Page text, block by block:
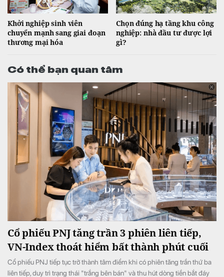
Khởi nghiệp sinh viên
chuyển mạnh sang giai đoạn
thương mại hóa
Chọn đúng hạ tầng khu công
nghiệp: nhà đầu tư được lợi
gì?
Có thể bạn quan tâm
Cổ phiếu PNJ tăng trần 3 phiên liên tiếp,
VN-Index thoát hiểm bất thành phút cuối
Cổ phiếu PNJ tiếp tục trở thành tâm điểm khi có phiên tăng trần thứ ba
liên tiếp, duy trì trạng thái "trắng bên bán" và thu hút dòng tiền bắt đáy